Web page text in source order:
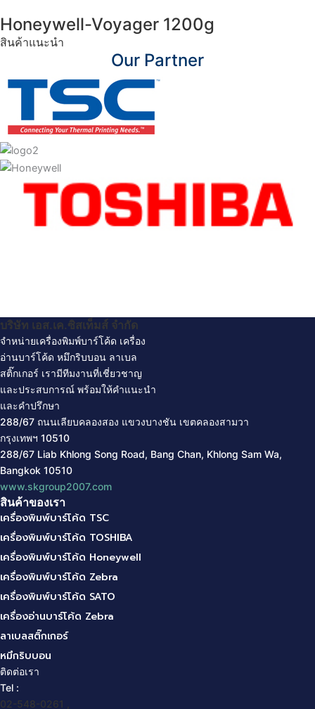
Honeywell-Voyager 1200g
สินค้าแนะนำ
Our Partner
บริษัท เอส.เค.ซิสเท็มส์ จํากัด
จำหน่ายเครื่องพิมพ์บาร์โค้ด เครื่อง
อ่านบาร์โค้ด หมึกริบบอน ลาเบล
สติ๊กเกอร์ เรามีทีมงานที่เชี่ยวชาญ
และประสบการณ์ พร้อมให้คำแนะนำ
และคำปรึกษา
288/67 ถนนเลียบคลองสอง แขวงบางชัน เขตคลองสามวา
กรุงเทพฯ 10510
288/67 Liab Khlong Song Road, Bang Chan, Khlong Sam Wa,
Bangkok 10510
www.skgroup2007.com
สินค้าของเรา
เครื่องพิมพ์บาร์โค้ด TSC
เครื่องพิมพ์บาร์โค้ด TOSHIBA
เครื่องพิมพ์บาร์โค้ด Honeywell
เครื่องพิมพ์บาร์โค้ด Zebra
เครื่องพิมพ์บาร์โค้ด SATO
เครื่องอ่านบาร์โค้ด Zebra
ลาเบลสติ๊กเกอร์
หมึกริบบอน
ติดต่อเรา
Tel :
02-548-0261 ,